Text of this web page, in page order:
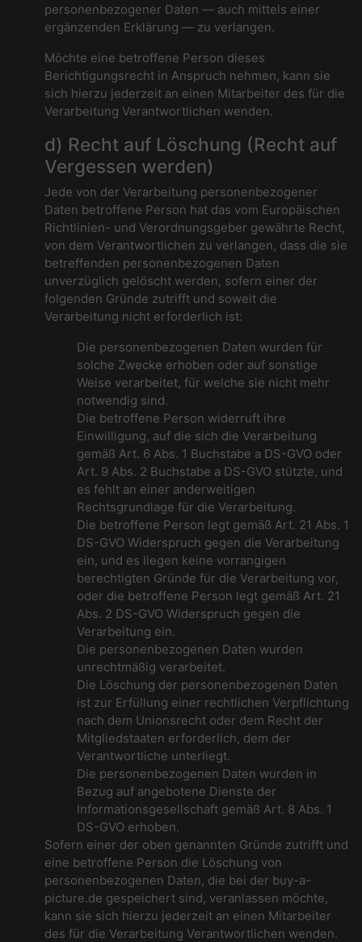
personenbezogener Daten — auch mittels einer
ergänzenden Erklärung — zu verlangen.
Möchte eine betroffene Person dieses
Berichtigungsrecht in Anspruch nehmen, kann sie
sich hierzu jederzeit an einen Mitarbeiter des für die
Verarbeitung Verantwortlichen wenden.
d) Recht auf Löschung (Recht auf
Vergessen werden)
Jede von der Verarbeitung personenbezogener
Daten betroffene Person hat das vom Europäischen
Richtlinien- und Verordnungsgeber gewährte Recht,
von dem Verantwortlichen zu verlangen, dass die sie
betreffenden personenbezogenen Daten
unverzüglich gelöscht werden, sofern einer der
folgenden Gründe zutrifft und soweit die
Verarbeitung nicht erforderlich ist:
Die personenbezogenen Daten wurden für
solche Zwecke erhoben oder auf sonstige
Weise verarbeitet, für welche sie nicht mehr
notwendig sind.
Die betroffene Person widerruft ihre
Einwilligung, auf die sich die Verarbeitung
gemäß Art. 6 Abs. 1 Buchstabe a DS-GVO oder
Art. 9 Abs. 2 Buchstabe a DS-GVO stützte, und
es fehlt an einer anderweitigen
Rechtsgrundlage für die Verarbeitung.
Die betroffene Person legt gemäß Art. 21 Abs. 1
DS-GVO Widerspruch gegen die Verarbeitung
ein, und es liegen keine vorrangigen
berechtigten Gründe für die Verarbeitung vor,
oder die betroffene Person legt gemäß Art. 21
Abs. 2 DS-GVO Widerspruch gegen die
Verarbeitung ein.
Die personenbezogenen Daten wurden
unrechtmäßig verarbeitet.
Die Löschung der personenbezogenen Daten
ist zur Erfüllung einer rechtlichen Verpflichtung
nach dem Unionsrecht oder dem Recht der
Mitgliedstaaten erforderlich, dem der
Verantwortliche unterliegt.
Die personenbezogenen Daten wurden in
Bezug auf angebotene Dienste der
Informationsgesellschaft gemäß Art. 8 Abs. 1
DS-GVO erhoben.
Sofern einer der oben genannten Gründe zutrifft und
eine betroffene Person die Löschung von
personenbezogenen Daten, die bei der buy-a-
picture.de gespeichert sind, veranlassen möchte,
kann sie sich hierzu jederzeit an einen Mitarbeiter
des für die Verarbeitung Verantwortlichen wenden.